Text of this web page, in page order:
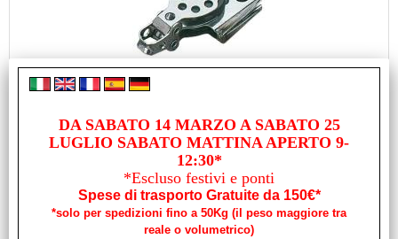
BOZZELLO A DUE PULEGGE PER CIMA 6MM CON
Cod. art.:
27817
Unità di misura:
DA SABATO 14 MARZO A SABATO 25
LUGLIO SABATO MATTINA APERTO 9-
12:30*
*Escluso festivi e ponti
Spese di trasporto Gratuite da 150€*
*solo per spedizioni fino a 50Kg (il peso maggiore tra
reale o volumetrico)